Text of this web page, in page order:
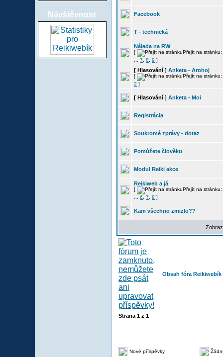
Návštěvnost Facebook
T - technická
Nálada na RW
[
Přejít na stránku:
7 8 9 ]
[ Hlasování ] Anketa - Arohoj
[
Přejít na stránku:
2 ]
[ Hlasování ] Anketa - Moi
Registrácia
Soukromé zprávy - dotaz
Pomůžete člověku
Modul Reiki akce
Reikiweb a já
[
Přejít na stránku:
6 7 8 ]
Kam všechno zmizlo??
Obsah fóra Reikiwebík
Strana 1 z 1
Nové příspěvky